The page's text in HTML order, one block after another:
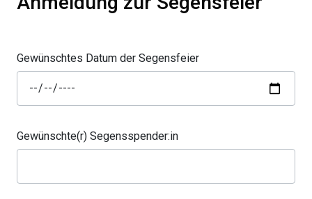
Gewünschtes Datum der Segensfeier
Gewünschte(r) Segensspender:in